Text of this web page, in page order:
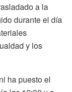
a la
durante el día
y los
ha puesto el